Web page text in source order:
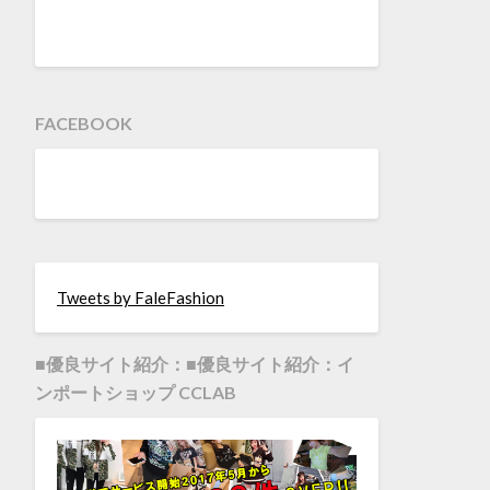
FACEBOOK
Tweets by FaleFashion
■優良サイト紹介：■優良サイト紹介：イ
ンポートショップ CCLAB